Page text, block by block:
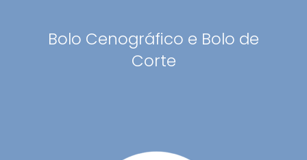
Bolo Cenográfico e Bolo de
Corte